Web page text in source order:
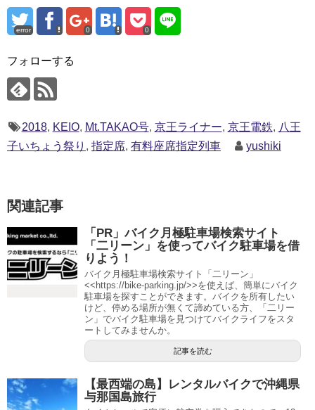
error 0 0
フォローする
2018, KEIO, Mt.TAKAO号, 京王ライナー, 京王電鉄, 八王
子いちょう祭り , 指定席, 有料座席指定列車 yushiki
関連記事
「PR」バイク月極駐車場検索サイト
「二リーン」を使ってバイク駐車場を借
りよう！
バイク月極駐車場検索サイト「二リーン」
<<https://bike-parking.jp/>>を使えば、簡単にバイク
駐車場を探すことができます。バイクを所有したい
けど、停める場所が無くて諦めている方、「二リー
ン」でバイク駐車場を見つけてバイクライフをスタ
ートしてみませんか。
記事を読む
【最西端の島】レンタルバイクで沖縄県
与那国島旅行